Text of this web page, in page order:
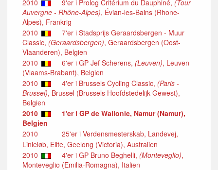
2010
9'er i Prolog Critérium du Dauphiné, (Tour
Auvergne - Rhône-Alpes), Évian-les-Bains (Rhone-
Alpes), Frankrig
2010
7'er i Stadsprijs Geraardsbergen - Muur
Classic, (Geraardsbergen), Geraardsbergen (Oost-
Vlaanderen), Belgien
2010
6'er i GP Jef Scherens, (Leuven), Leuven
(Vlaams-Brabant), Belgien
2010
4'er i Brussels Cycling Classic, (Paris -
Brussel), Brussel (Brussels Hoofdstedelijk Gewest),
Belgien
2010
1'er i GP de Wallonie, Namur (Namur),
Belgien
2010
25'er i Verdensmesterskab, Landevej,
Linieløb, Elite, Geelong (Victoria), Australien
2010
4'er i GP Bruno Beghelli, (Monteveglio),
Monteveglio (Emilia-Romagna), Italien